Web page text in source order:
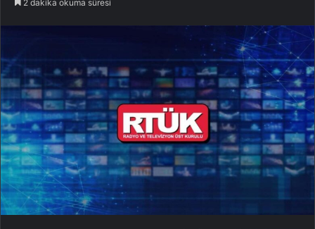
2 dakika okuma süresi